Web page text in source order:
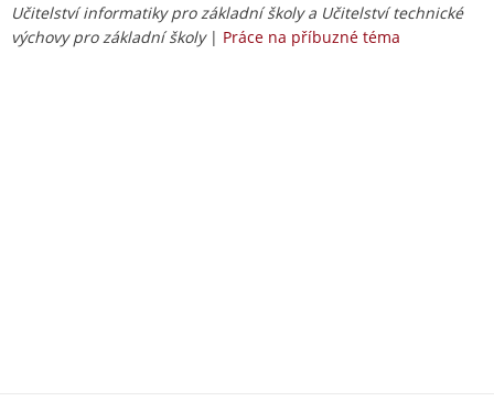
Učitelství informatiky pro základní školy a Učitelství technické
výchovy pro základní školy| Práce na příbuzné téma